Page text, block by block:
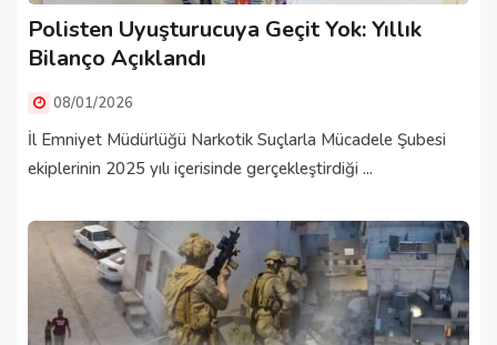
Polisten Uyuşturucuya Geçit Yok: Yıllık
Bilanço Açıklandı
08/01/2026
İl Emniyet Müdürlüğü Narkotik Suçlarla Mücadele Şubesi
ekiplerinin 2025 yılı içerisinde gerçekleştirdiği ...